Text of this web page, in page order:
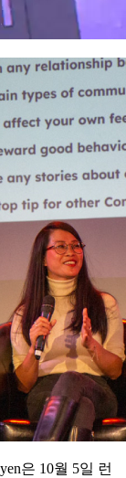
은 10월 5일 런